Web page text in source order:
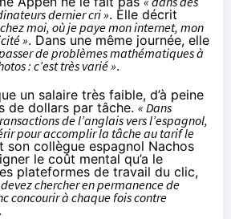
dernier cri ». Elle décrit
moi, où je paye mon internet, mon
». Dans une même journée, elle
de problèmes mathématiques à
: c’est très varié ».
un salaire très faible, d’à peine
de dollars par tâche. « Dans
de l’anglais vers l’espagnol,
pour accomplir la tâche au tarif le
son collègue espagnol Nachos
le coût mental qu’a le
plateformes de travail du clic,
devez chercher en permanence de
concourir à chaque fois contre
.